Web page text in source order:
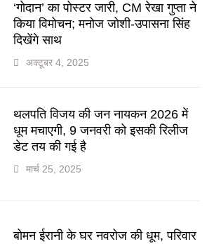
‘गोदान’ का पोस्टर जारी, CM रेखा गुप्ता ने
किया विमोचन; मनोज जोशी-उपासना सिंह
दिखेंगे साथ
अक्टूबर 4, 2025
थलपति विजय की जन नायकन 2026 में
धूम मचाएगी, 9 जनवरी को इसकी रिलीज
डेट तय की गई है
मार्च 25, 2025
बोमन ईरानी के घर नवरोज की धूम, परिवार